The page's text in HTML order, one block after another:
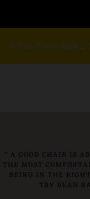
$1901 ( တစ်
HEALTH &